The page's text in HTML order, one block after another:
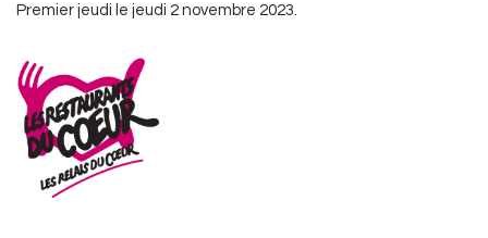
Premier jeudi le jeudi 2 novembre 2023.